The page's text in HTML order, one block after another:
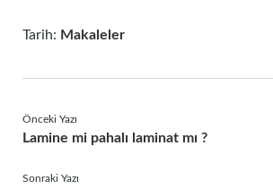
Tarih: Makaleler
Önceki Yazı
Lamine mi pahalı laminat mı ?
Sonraki Yazı